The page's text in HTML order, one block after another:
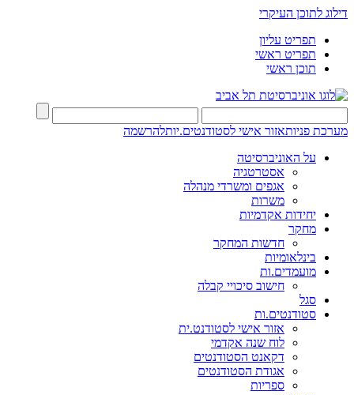
דילוג לתוכן העיקרי
תפריט עליון
תפריט ראשי
תוכן ראשי
מערכת פניותאזור אישי לסטודנטים.יותלהרשמה
על האוניברסיטה
אסטרטגיה
אגפים ומשרדי מנהלה
משרות
יחידות אקדמיות
מחקר
חדשות המחקר
בינלאומיות
מועמדים.ות
חישוב סיכויי קבלה
סגל
סטודנטים.ות
אזור אישי לסטודנט.ית
לוח שנה אקדמי
דקאנט הסטודנטים
אגודת הסטודנטים
ספריות